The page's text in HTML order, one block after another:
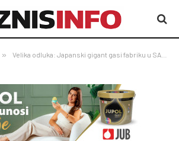
» Velika odluka: Japanski gigant gasi fabriku u SAD-u – dio proizvodnje seli u BiH